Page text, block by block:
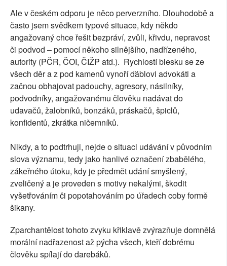
Ale v českém odporu je něco perverzního. Dlouhodobě a
často jsem svědkem typové situace, kdy někdo
angažovaný chce řešit bezpráví, zvůli, křivdu, nepravost
či podvod – pomocí někoho silnějšího, nadřízeného,
autority (PČR, ČOI, ČIŽP atd.). Rychlostí blesku se ze
všech děr a z pod kamenů vynoří ďáblovi advokáti a
začnou obhajovat padouchy, agresory, násilníky,
podvodníky, angažovanému člověku nadávat do
udavačů, žalobníků, bonzáků, práskačů, špiclů,
konfidentů, zkrátka ničemníků.
Nikdy, a to podtrhuji, nejde o situaci udávání v původním
slova významu, tedy jako hanlivé označení zbabělého,
zákeřného útoku, kdy je předmět udání smyšlený,
zveličený a je proveden s motivy nekalými, škodit
vyšetřováním či popotahováním po úřadech coby formě
šikany.
Zparchantělost tohoto zvyku křiklavě zvýrazňuje domnělá
morální nadřazenost až pýcha všech, kteří dobrému
člověku spílají do darebáků.